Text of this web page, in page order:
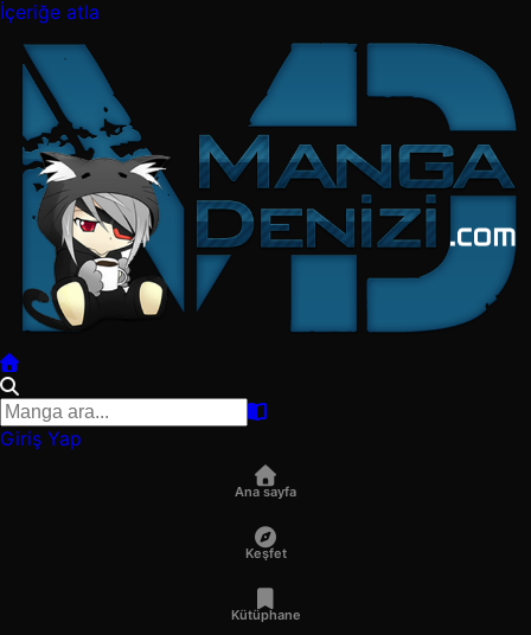
İçeriğe atla
Giriş Yap
Ana sayfa
Keşfet
Kütüphane